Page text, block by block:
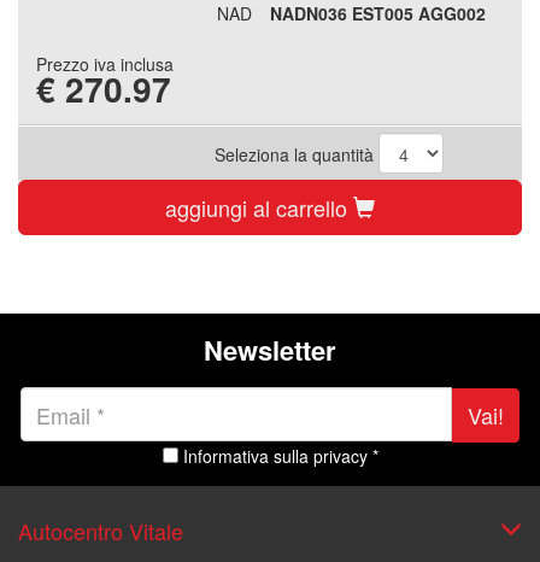
NAD
NADN036 EST005 AGG002
Prezzo iva inclusa
€ 270.97
Seleziona la quantità
aggiungi al carrello
Newsletter
Vai!
Informativa sulla privacy *
Autocentro Vitale